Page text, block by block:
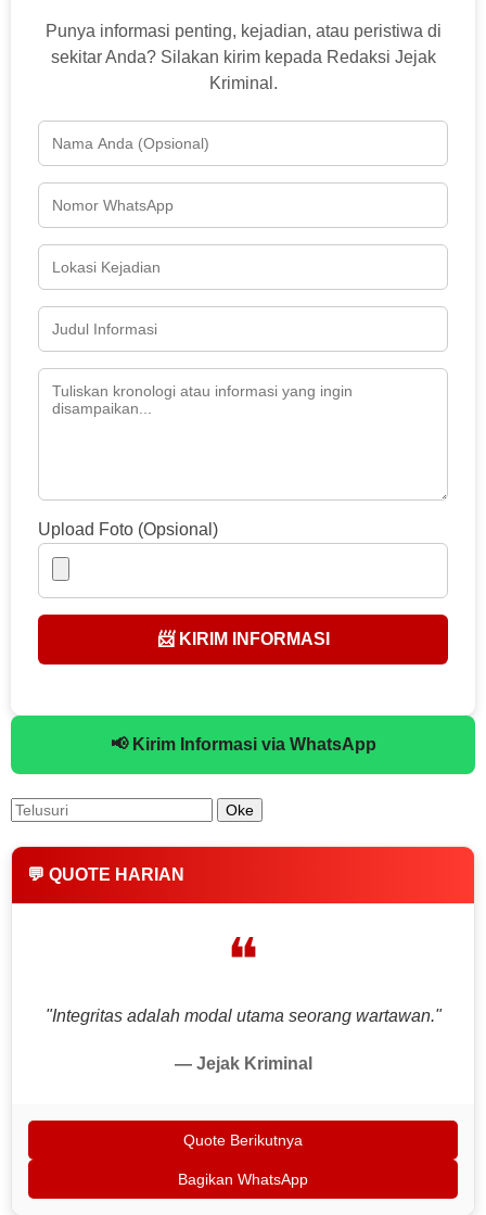
Punya informasi penting, kejadian, atau peristiwa di
sekitar Anda? Silakan kirim kepada Redaksi Jejak
Kriminal.
Upload Foto (Opsional)
📨 KIRIM INFORMASI
📢 Kirim Informasi via WhatsApp
💬 QUOTE HARIAN
❝
"Integritas adalah modal utama seorang wartawan."
— Jejak Kriminal
Quote Berikutnya
Bagikan WhatsApp